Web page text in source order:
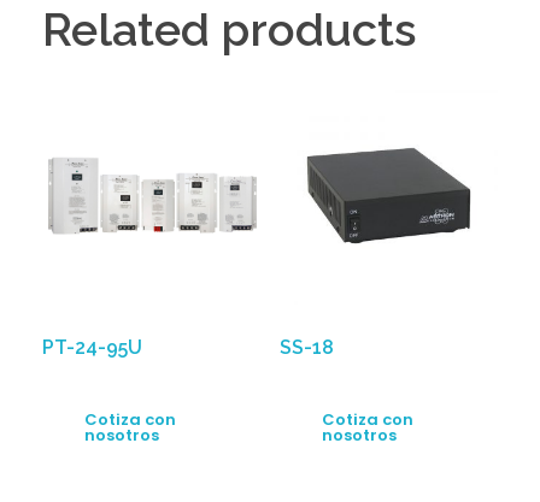
Related products
PT-24-95U
Cotiza con
nosotros
SS-18
Cotiza con
nosotros